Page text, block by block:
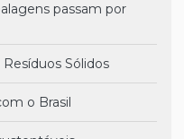
passam por
Sólidos
o Brasil